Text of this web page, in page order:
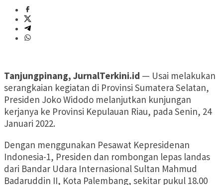
Tanjungpinang, JurnalTerkini.id — Usai melakukan
serangkaian kegiatan di Provinsi Sumatera Selatan,
Presiden Joko Widodo melanjutkan kunjungan
kerjanya ke Provinsi Kepulauan Riau, pada Senin, 24
Januari 2022.
Dengan menggunakan Pesawat Kepresidenan
Indonesia-1, Presiden dan rombongan lepas landas
dari Bandar Udara Internasional Sultan Mahmud
Badaruddin II, Kota Palembang, sekitar pukul 18.00